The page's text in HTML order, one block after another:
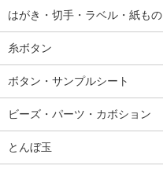
はがき・切手・ラベル・紙もの
糸ボタン
ボタン・サンプルシート
ビーズ・パーツ・カボション
とんぼ玉